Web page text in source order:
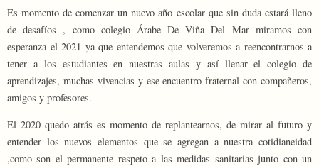
Es momento de comenzar un nuevo año escolar que sin duda estará lleno
de desafíos , como colegio Árabe De Viña Del Mar miramos con
esperanza el 2021 ya que entendemos que volveremos a reencontrarnos a
tener a los estudiantes en nuestras aulas y así llenar el colegio de
aprendizajes, muchas vivencias y ese encuentro fraternal con compañeros,
amigos y profesores.
El 2020 quedo atrás es momento de replantearnos, de mirar al futuro y
entender los nuevos elementos que se agregan a nuestra cotidianeidad
,como son el permanente respeto a las medidas sanitarias junto con un